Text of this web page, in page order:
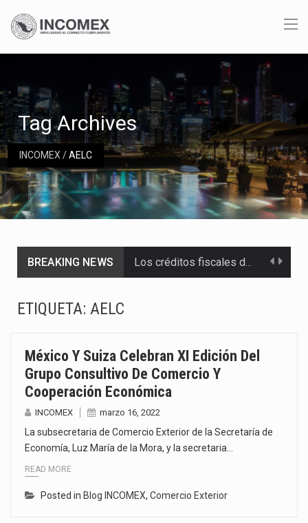
INCOMEX/AELC
Tag Archives
BREAKING NEWS
El gobierno de Estados Unidos anunciará un arancel del 15 % sobre los productos fabricados…
ETIQUETA: AELC
México Y Suiza Celebran XI Edición Del
Grupo Consultivo De Comercio Y
Cooperación Económica
INCOMEX marzo 16, 2022
La subsecretaria de Comercio Exterior de la Secretaría de
Economía, Luz María de la Mora, y la secretaria…
READ MORE
Posted in Blog INCOMEX, Comercio Exterior